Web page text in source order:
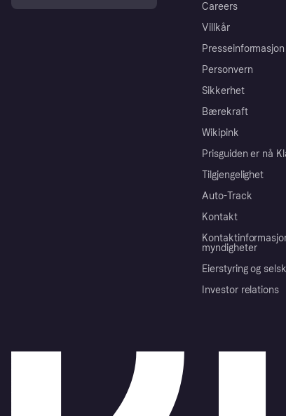
Careers
Villkår
Presseinformasjon
Personvern
Sikkerhet
Bærekraft
Wikipink
Prisguiden er nå
Tilgjengelighet
Auto-Track
Kontakt
myndigheter
Eierstyring og
Investor relations